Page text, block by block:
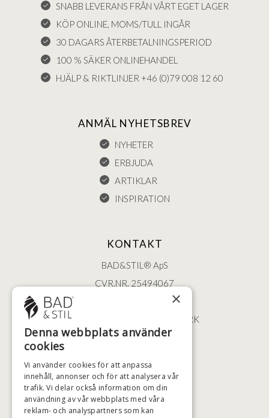
SNABB LEVERANS FRÅN VÅRT EGET LAGER
KÖP ONLINE, MOMS/TULL INGÅR
30 DAGARS ÅTERBETALNINGSPERIOD
100 % SÄKER ONLINEHANDEL
HJÄLP & RIKTLINJER +46 (0)79 008 12 60
ANMÄL NYHETSBREV
NYHETER
ERBJUDA
ARTIKLAR
INSPIRATION
KONTAKT
BAD&STIL® ApS
CVR.NR. 25494067
ØSTERBROGADE 202
2100 KØBENHAVN • DANMARK
+46 (0)79 008 12 60
HÖGSTA KREDITVÄRDIGHET
×
Denna webbplats använder
cookies
Vi använder cookies för att anpassa
innehåll, annonser och för att analysera vår
trafik. Vi delar också information om din
användning av vår webbplats med våra
reklam- och analyspartners som kan